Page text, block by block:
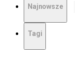
Najnowsze
Tagi